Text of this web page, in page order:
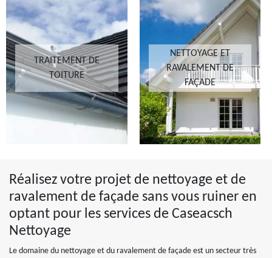
TRAITEMENT DE
TOITURE
NETTOYAGE ET
RAVALEMENT DE
FAÇADE
Réalisez votre projet de nettoyage et de
ravalement de façade sans vous ruiner en
optant pour les services de Caseacsch
Nettoyage
Le domaine du nettoyage et du ravalement de façade est un secteur très